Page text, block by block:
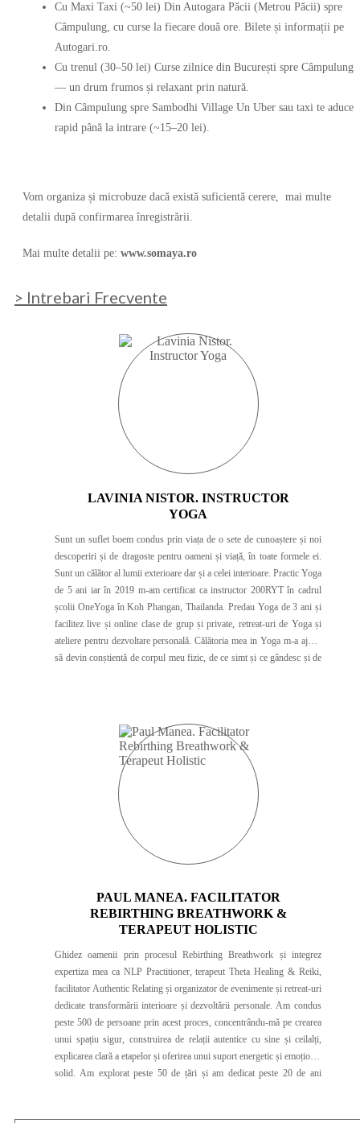
Cu Maxi Taxi (~50 lei) Din Autogara Păcii (Metrou Păcii) spre
Câmpulung, cu curse la fiecare două ore. Bilete și informații pe
Autogari.ro.
Cu trenul (30–50 lei) Curse zilnice din București spre Câmpulung
— un drum frumos și relaxant prin natură.
Din Câmpulung spre Sambodhi Village Un Uber sau taxi te aduce
rapid până la intrare (~15–20 lei).
Vom organiza și microbuze dacă există suficientă cerere, mai multe
detalii după confirmarea înregistrării.
Mai multe detalii pe: www.somaya.ro
> Intrebari Frecvente
LAVINIA NISTOR. INSTRUCTOR
YOGA
Sunt un suflet boem condus prin viața de o sete de cunoaștere și noi
descoperiri și de dragoste pentru oameni și viață, în toate formele ei.
Sunt un călător al lumii exterioare dar și a celei interioare. Practic Yoga
de 5 ani iar în 2019 m-am certificat ca instructor 200RYT în cadrul
școlii OneYoga în Koh Phangan, Thailanda. Predau Yoga de 3 ani și
facilitez live și online clase de grup și private, retreat-uri de Yoga și
ateliere pentru dezvoltare personală. Călătoria mea in Yoga m-a ajutat
să devin conștientă de corpul meu fizic, de ce simt și ce gândesc și de
PAUL MANEA. FACILITATOR
REBIRTHING BREATHWORK &
TERAPEUT HOLISTIC
Ghidez oamenii prin procesul Rebirthing Breathwork și integrez
expertiza mea ca NLP Practitioner, terapeut Theta Healing & Reiki,
facilitator Authentic Relating și organizator de evenimente și retreat-uri
dedicate transformării interioare și dezvoltării personale. Am condus
peste 500 de persoane prin acest proces, concentrându-mă pe crearea
unui spațiu sigur, construirea de relații autentice cu sine și ceilalți,
explicarea clară a etapelor și oferirea unui suport energetic și emoțional
solid. Am explorat peste 50 de țări și am dedicat peste 20 de ani